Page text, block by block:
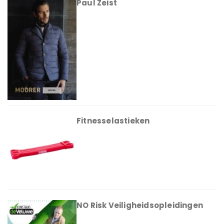
Paul Zeist
Fitnesselastieken
NO Risk Veiligheidsopleidingen